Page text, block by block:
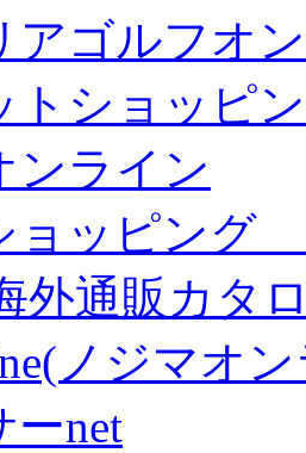
アゴルフオ
トショッピ
ンライン
ョッピング
外通販カタ
ノジマオ
ーnet